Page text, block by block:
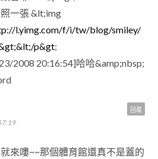
一張 &lt;img
l.yimg.com/f/i/tw/blog/smiley/
p&gt;
2008 20:16:54]哈哈&amp;nbsp;
來嘍~~那個體育館還真不是蓋的
回覆